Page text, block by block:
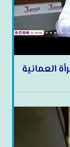
العمانية